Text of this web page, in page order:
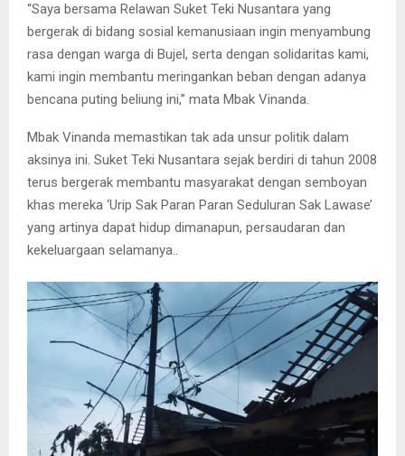
“Saya bersama Relawan Suket Teki Nusantara yang
bergerak di bidang sosial kemanusiaan ingin menyambung
rasa dengan warga di Bujel, serta dengan solidaritas kami,
kami ingin membantu meringankan beban dengan adanya
bencana puting beliung ini,” mata Mbak Vinanda.
Mbak Vinanda memastikan tak ada unsur politik dalam
aksinya ini. Suket Teki Nusantara sejak berdiri di tahun 2008
terus bergerak membantu masyarakat dengan semboyan
khas mereka ‘Urip Sak Paran Paran Seduluran Sak Lawase’
yang artinya dapat hidup dimanapun, persaudaran dan
kekeluargaan selamanya..